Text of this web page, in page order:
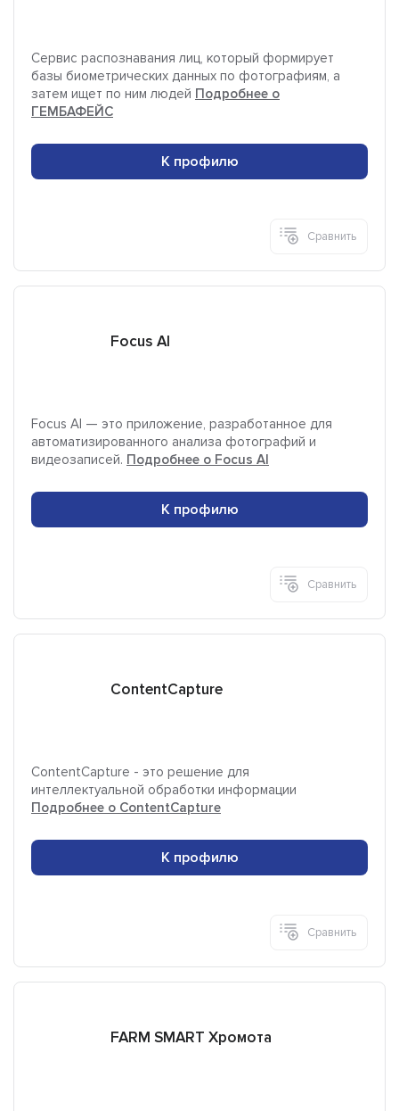
Сервис распознавания лиц, который формирует
базы биометрических данных по фотографиям, а
затем ищет по ним людей Подробнее о
ГЕМБАФЕЙС
К профилю
Сравнить
Focus AI
Focus Al — это приложение, разработанное для
автоматизированного анализа фотографий и
видеозаписей. Подробнее о Focus AI
К профилю
Сравнить
ContentCapture
ContentCapture - это решение для
интеллектуальной обработки информации
Подробнее о ContentCapture
К профилю
Сравнить
FARM SMART Хромота